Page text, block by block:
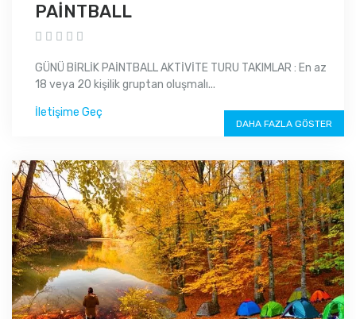
PAİNTBALL
GÜNÜ BİRLİK PAİNTBALL AKTİVİTE TURU TAKIMLAR : En az
18 veya 20 kişilik gruptan oluşmalı...
İletişime Geç
DAHA FAZLA GÖSTER